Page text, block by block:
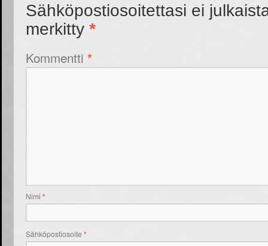
Sähköpostiosoitettasi ei
merkitty *
Kommentti *
Nimi *
Sähköpostiosoite *